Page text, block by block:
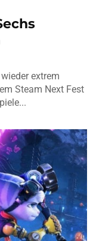
extrem
Steam Next Fest